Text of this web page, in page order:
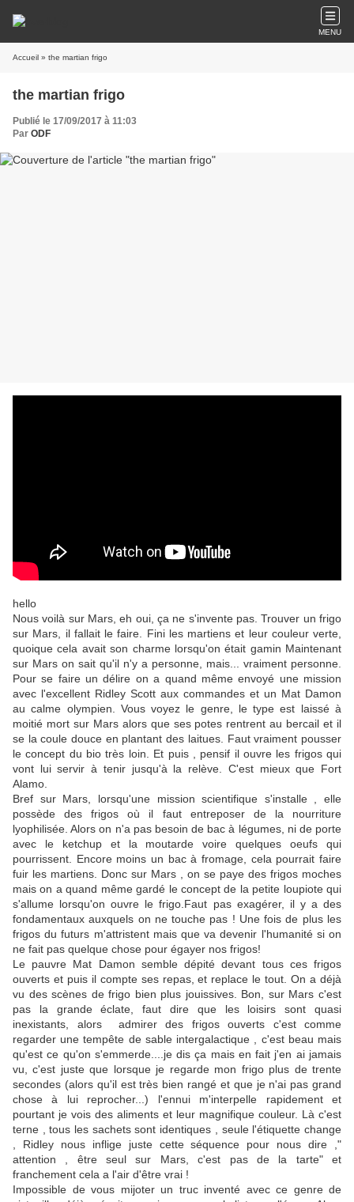
MENU
Accueil » the martian frigo
the martian frigo
Publié le 17/09/2017 à 11:03
Par ODF
hello
Nous voilà sur Mars, eh oui, ça ne s'invente pas. Trouver un frigo
sur Mars, il fallait le faire. Fini les martiens et leur couleur verte,
quoique cela avait son charme lorsqu'on était gamin Maintenant
sur Mars on sait qu'il n'y a personne, mais... vraiment personne.
Pour se faire un délire on a quand même envoyé une mission
avec l'excellent Ridley Scott aux commandes et un Mat Damon
au calme olympien. Vous voyez le genre, le type est laissé à
moitié mort sur Mars alors que ses potes rentrent au bercail et il
se la coule douce en plantant des laitues. Faut vraiment pousser
le concept du bio très loin. Et puis , pensif il ouvre les frigos qui
vont lui servir à tenir jusqu'à la relève. C'est mieux que Fort
Alamo.
Bref sur Mars, lorsqu'une mission scientifique s'installe , elle
possède des frigos où il faut entreposer de la nourriture
lyophilisée. Alors on n'a pas besoin de bac à légumes, ni de porte
avec le ketchup et la moutarde voire quelques oeufs qui
pourrissent. Encore moins un bac à fromage, cela pourrait faire
fuir les martiens. Donc sur Mars , on se paye des frigos moches
mais on a quand même gardé le concept de la petite loupiote qui
s'allume lorsqu'on ouvre le frigo.Faut pas exagérer, il y a des
fondamentaux auxquels on ne touche pas ! Une fois de plus les
frigos du futurs m'attristent mais que va devenir l'humanité si on
ne fait pas quelque chose pour égayer nos frigos!
Le pauvre Mat Damon semble dépité devant tous ces frigos
ouverts et puis il compte ses repas, et replace le tout. On a déjà
vu des scènes de frigo bien plus jouissives. Bon, sur Mars c'est
pas la grande éclate, faut dire que les loisirs sont quasi
inexistants, alors admirer des frigos ouverts c'est comme
regarder une tempête de sable intergalactique , c'est beau mais
qu'est ce qu'on s'emmerde....je dis ça mais en fait j'en ai jamais
vu, c'est juste que lorsque je regarde mon frigo plus de trente
secondes (alors qu'il est très bien rangé et que je n'ai pas grand
chose à lui reprocher...) l'ennui m'interpelle rapidement et
pourtant je vois des aliments et leur magnifique couleur. Là c'est
terne , tous les sachets sont identiques , seule l'étiquette change
, Ridley nous inflige juste cette séquence pour nous dire ,"
attention , être seul sur Mars, c'est pas de la tarte" et
franchement cela a l'air d'être vrai !
Impossible de vous mijoter un truc inventé avec ce genre de